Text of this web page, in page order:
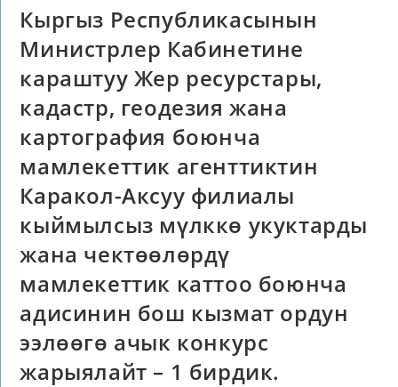
Кыргыз Республикасынын
Министрлер Кабинетине
караштуу Жер ресурстары,
кадастр, геодезия жана
картография боюнча
мамлекеттик агенттиктин
Каракол-Аксуу филиалы
кыймылсыз мүлккө укуктарды
жана чектөөлөрдү
мамлекеттик каттоо боюнча
адисинин бош кызмат ордун
ээлөөгө ачык конкурс
жарыялайт – 1 бирдик.